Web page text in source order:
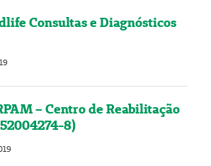
Consultas e Diagnósticos
– Centro de Reabilitação
8)